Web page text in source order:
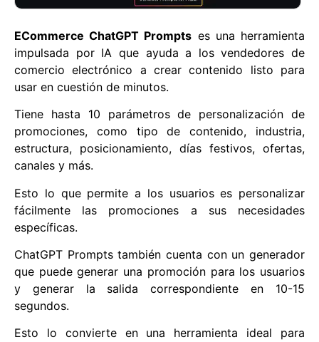
ECommerce ChatGPT Prompts es una herramienta
impulsada por IA que ayuda a los vendedores de
comercio electrónico a crear contenido listo para
usar en cuestión de minutos.
Tiene hasta 10 parámetros de personalización de
promociones, como tipo de contenido, industria,
estructura, posicionamiento, días festivos, ofertas,
canales y más.
Esto lo que permite a los usuarios es personalizar
fácilmente las promociones a sus necesidades
específicas.
ChatGPT Prompts también cuenta con un generador
que puede generar una promoción para los usuarios
y generar la salida correspondiente en 10-15
segundos.
Esto lo convierte en una herramienta ideal para